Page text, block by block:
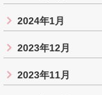
2024年1月
2023年12月
2023年11月